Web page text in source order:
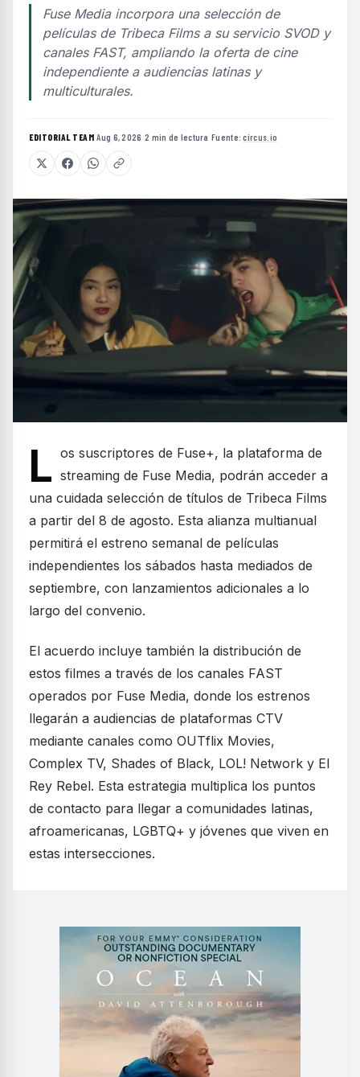
Fuse Media incorpora una selección de
películas de Tribeca Films a su servicio SVOD y
canales FAST, ampliando la oferta de cine
independiente a audiencias latinas y
multiculturales.
EDITORIAL TEAM·Aug 6, 2026 ·2 min de lectura ·Fuente:circus.io
L os suscriptores de Fuse+, la plataforma de
streaming de Fuse Media, podrán acceder a
una cuidada selección de títulos de Tribeca Films
a partir del 8 de agosto. Esta alianza multianual
permitirá el estreno semanal de películas
independientes los sábados hasta mediados de
septiembre, con lanzamientos adicionales a lo
largo del convenio.
El acuerdo incluye también la distribución de
estos filmes a través de los canales FAST
operados por Fuse Media, donde los estrenos
llegarán a audiencias de plataformas CTV
mediante canales como OUTflix Movies,
Complex TV, Shades of Black, LOL! Network y El
Rey Rebel. Esta estrategia multiplica los puntos
de contacto para llegar a comunidades latinas,
afroamericanas, LGBTQ+ y jóvenes que viven en
estas intersecciones.